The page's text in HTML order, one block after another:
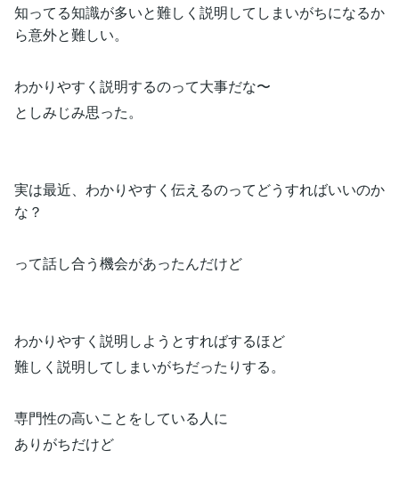
知ってる知識が多いと難しく説明してしまいがちになるか
ら意外と難しい。
わかりやすく説明するのって大事だな〜
としみじみ思った。
実は最近、わかりやすく伝えるのってどうすればいいのか
な？
って話し合う機会があったんだけど
わかりやすく説明しようとすればするほど
難しく説明してしまいがちだったりする。
専門性の高いことをしている人に
ありがちだけど